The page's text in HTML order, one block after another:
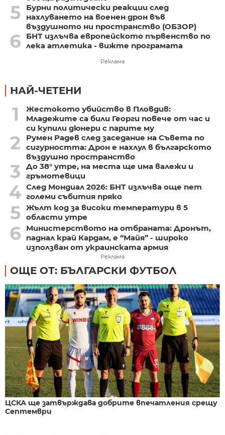
5
Бурни политически реакции след
нахлуването на военен дрон във
въздушното ни пространство (ОБЗОР)
6
БНТ излъчва европейското първенство по
лека атлетика - вижте програмата
Реклама
НАЙ-ЧЕТЕНИ
1
Жестокото убийство в Пловдив:
Младежите са били Георги повече от час и
си купили дюнери с парите му
2
Румен Радев след заседание на Съвета по
сигурността: Дрон е нахлул в българското
въздушно пространство
3
До 38° утре, на места ще има валежи и
гръмотевици
4 След Мондиал 2026: БНТ излъчва още пет
големи събития пряко
5 Жълт код за високи температури в 5
области утре
6
Министерството на отбраната: Дронът,
паднал край Кардам, е “Майя” - широко
използван от украинската армия
Реклама
ОЩЕ ОТ: БЪЛГАРСКИ ФУТБОЛ
ЦСКА ще затвърждава добрите впечатления срещу
Септември